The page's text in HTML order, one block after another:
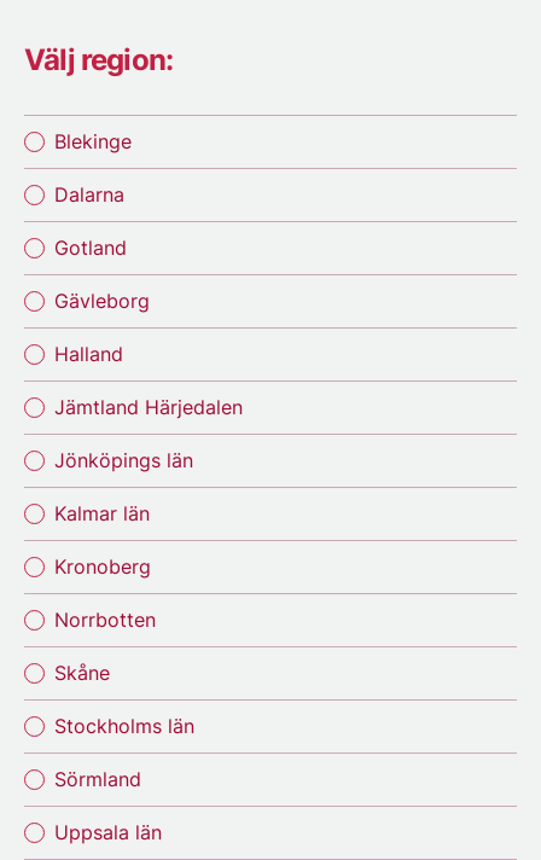
Välj region:
Blekinge
Dalarna
Gotland
Gävleborg
Halland
Jämtland Härjedalen
Jönköpings län
Kalmar län
Kronoberg
Norrbotten
Skåne
Stockholms län
Sörmland
Uppsala län